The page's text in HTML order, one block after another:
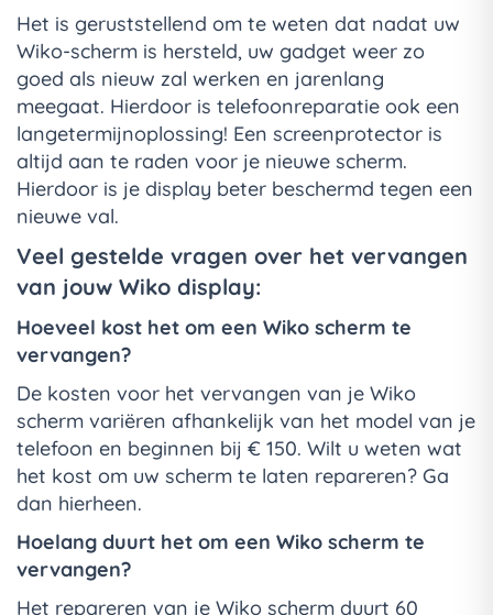
Het is geruststellend om te weten dat nadat uw
Wiko-scherm is hersteld, uw gadget weer zo
goed als nieuw zal werken en jarenlang
meegaat. Hierdoor is telefoonreparatie ook een
langetermijnoplossing! Een screenprotector is
altijd aan te raden voor je nieuwe scherm.
Hierdoor is je display beter beschermd tegen een
nieuwe val.
Veel gestelde vragen over het vervangen
van jouw Wiko display:
Hoeveel kost het om een Wiko scherm te
vervangen?
De kosten voor het vervangen van je Wiko
scherm variëren afhankelijk van het model van je
telefoon en beginnen bij € 150. Wilt u weten wat
het kost om uw scherm te laten repareren? Ga
dan hierheen.
Hoelang duurt het om een Wiko scherm te
vervangen?
Het repareren van je Wiko scherm duurt 60